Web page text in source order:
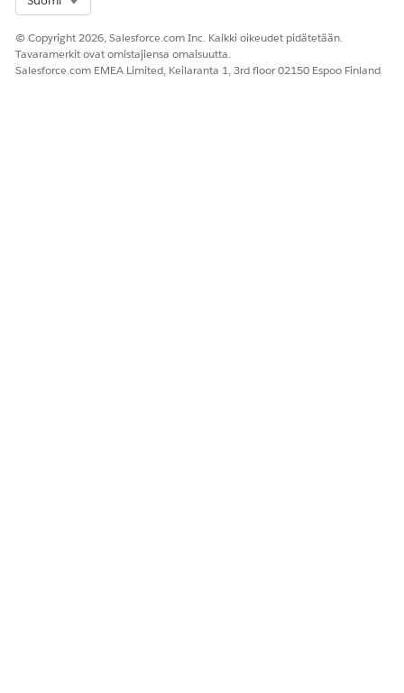
© Copyright 2026, Salesforce.com Inc. Kaikki oikeudet pidätetään.
Tavaramerkit ovat omistajiensa omaisuutta.
Salesforce.com EMEA Limited, Keilaranta 1, 3rd floor 02150 Espoo Finland